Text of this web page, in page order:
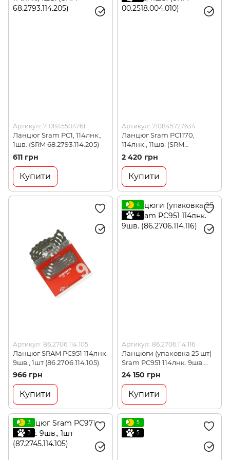
Артикул: 710845504761
Ланцюг Sram PC1, 114лнк.,
1шв. (SRM 68.2793.114.205)
611 грн
Купити
Артикул: 710845727634
Ланцюг Sram PC1170,
114лнк., 11шв. (SRM
00.2518.004.010)
2 420 грн
Купити
Артикул: 86.2706.114.105
Ланцюг SRAM PC951 114лнк.
9шв., 1шт (86.2706.114.105)
966 грн
Купити
4
4
Артикул: 86.2706.114.116
Ланцюги (упаковка 25 шт)
Sram PC951 114лнк. 9шв.
(86.2706.114.116)
24 150 грн
Купити
3
3
5
5